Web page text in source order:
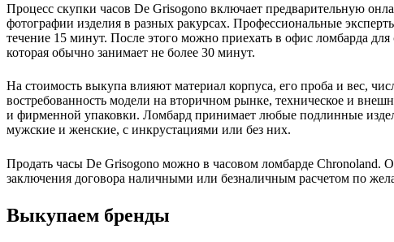
Процесс скупки часов De Grisogono включает предварительную
фотографии изделия в разных ракурсах. Профессиональные
течение 15 минут. После этого можно приехать в офис ломбарда
которая обычно занимает не более 30 минут.
На стоимость выкупа влияют материал корпуса, его проба и вес,
востребованность модели на вторичном рынке, техническое и
и фирменной упаковки. Ломбард принимает любые подлинные
мужские и женские, с инкрустациями или без них.
Продать часы De Grisogono можно в часовом ломбарде Chronoland.
заключения договора наличными или безналичным расчетом по
Выкупаем бренды